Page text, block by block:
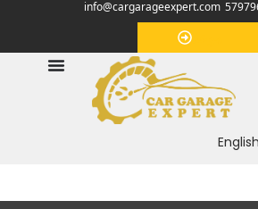
info@cargarageexpert.com
‏موعد‏
English